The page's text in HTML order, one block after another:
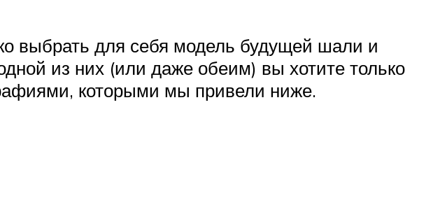
выбрать для себя модель будущей шали и
из них (или даже обеим) вы хотите только
которыми мы привели ниже.